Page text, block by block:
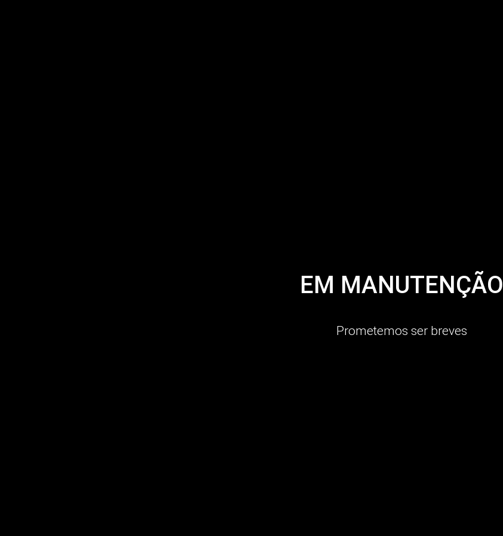
EM MANUTENÇÃO
Prometemos ser breves